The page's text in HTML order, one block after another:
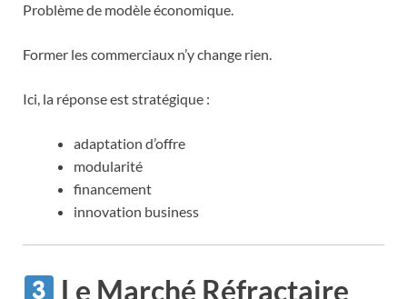
Problème de modèle économique.
Former les commerciaux n’y change rien.
Ici, la réponse est stratégique :
adaptation d’offre
modularité
financement
innovation business
Le Marché Réfractaire